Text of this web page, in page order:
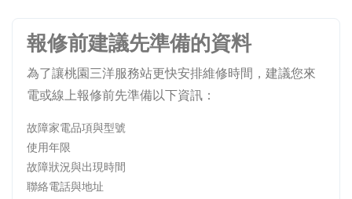
報修前建議先準備的資料
為了讓桃園三洋服務站更快安排維修時間，建議您來
電或線上報修前先準備以下資訊：
故障家電品項與型號
使用年限
故障狀況與出現時間
聯絡電話與地址